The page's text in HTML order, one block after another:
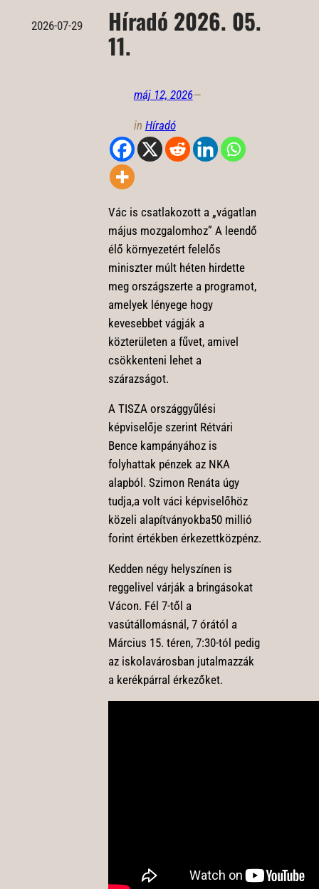
2026-07-29 Híradó 2026. 05.
11.
máj 12, 2026—
in Híradó
Vác is csatlakozott a „vágatlan
május mozgalomhoz” A leendő
élő környezetért felelős
miniszter múlt héten hirdette
meg országszerte a programot,
amelyek lényege hogy
kevesebbet vágják a
közterületen a fűvet, amivel
csökkenteni lehet a
szárazságot.
A TISZA országgyűlési
képviselője szerint Rétvári
Bence kampányához is
folyhattak pénzek az NKA
alapból. Szimon Renáta úgy
tudja,a volt váci képviselőhöz
közeli alapítványokba50 millió
forint értékben érkezettközpénz.
Kedden négy helyszínen is
reggelivel várják a bringásokat
Vácon. Fél 7-től a
vasútállomásnál, 7 órától a
Március 15. téren, 7:30-tól pedig
az iskolavárosban jutalmazzák
a kerékpárral érkezőket.